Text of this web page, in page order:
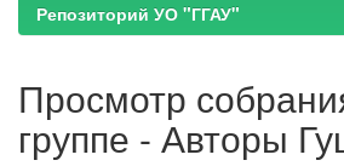
Репозиторий УО "ГГАУ"
Просмотр
группе - Авторы